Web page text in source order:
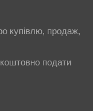
купівлю, продаж,
подати